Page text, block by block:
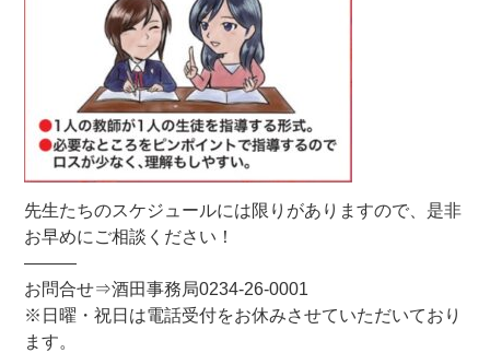
先生たちのスケジュールには限りがありますので、是非
お早めにご相談ください！
———
お問合せ⇒酒田事務局0234-26-0001
※日曜・祝日は電話受付をお休みさせていただいており
ます。